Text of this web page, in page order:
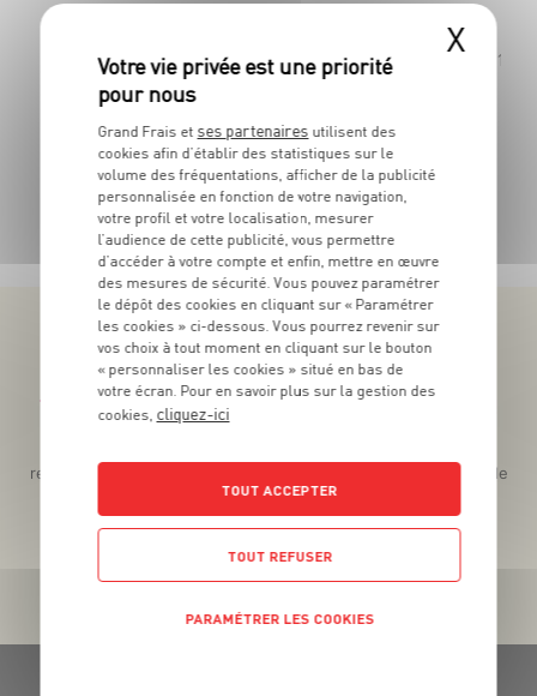
Les
TOUTES NOS PROMOTIONS
Téléchargez l’App pour profiter d’offres exclusives !
recettes gourmandes, des jeux inédits... le tout dans une seule
app !
X
Grand Frais et ses partenaires utilisent des
cookies afin d’établir des statistiques sur le
volume des fréquentations, afficher de la publicité
personnalisée en fonction de votre navigation,
votre profil et votre localisation, mesurer
l’audience de cette publicité, vous permettre
d’accéder à votre compte et enfin, mettre en œuvre
des mesures de sécurité. Vous pouvez paramétrer
le dépôt des cookies en cliquant sur « Paramétrer
les cookies » ci-dessous. Vous pourrez revenir sur
vos choix à tout moment en cliquant sur le bouton
« personnaliser les cookies » situé en bas de
votre écran. Pour en savoir plus sur la gestion des
cookies, cliquez-ici
TOUT ACCEPTER
TOUT REFUSER
PARAMÉTRER LES COOKIES